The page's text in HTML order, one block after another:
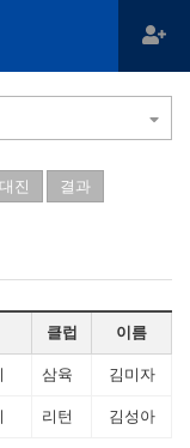
대진 결과
클럽 이름
삼육 김미자
리턴 김성아